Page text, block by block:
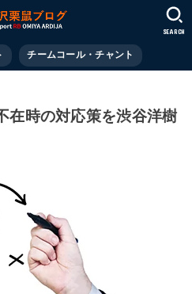
チームコール・チャント
SEARCH
在時の対応策を渋谷洋樹